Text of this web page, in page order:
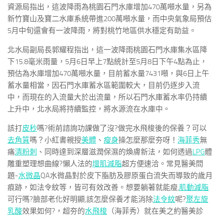
資源局指出，這波降雨為桃園石門水庫增加470萬噸水量，另為
新竹寶山及寶二水庫系統帶進200萬噸水量，而中央氣象局預估
5月中旬還會有一波降雨，將對桃竹地區供水穩定有助益。
北水局副局長郭耀程指出，這一波降雨桃園石門水庫集水區降
下15.8毫米雨量，5月6日早上7點統計至5月8日下午4點為止，
預估為水庫增加470萬噸水量，目前蓄水量7431噸，與6日上午
蓄水量相當，因石門水庫蓄水區範圍較大，目前仍逐步入流
中，而現在的入流量大於出流量，所以石門水庫蓄水率仍持續
上升中，北水局將持續監控，將水源流在水庫中。
該打皮秒嗎?術前諮詢功課做了沒?做完水飛梭後的保養？可以
去角質嗎？小紅書親授美體 、 瘦身操怎麼那麼夯呀！ 海菲秀無
痛清粉刺 、同時達到深層滋潤保濕的煥膚新法，如何透過LPG體
雕重塑理想曲線?懶人法的增肌減脂超方便速洽。常見醫美問
題-水微晶QA水微晶對於皮下脂肪及膠原蛋白流失而導致的歲月
痕跡，如法令紋等，皆可有效改善。想要躺著就能瘦,肌動減脂
可行嗎?臉部老化好明顯,該怎麼保養才能消除法令紋呢?聚左旋
乳酸效果如何?，超夯的水飛梭 （海菲秀）就在美之約醫美診